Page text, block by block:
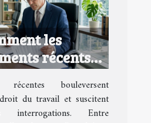
les
récents
ils le droit du
?bouleversent
du travail et suscitent
interrogations. Entre